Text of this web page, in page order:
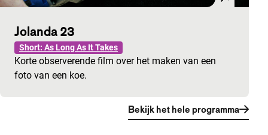
Jolanda 23
Short: As Long As It Takes
Korte observerende film over het maken van een
foto van een koe.
Bekijk het hele programma